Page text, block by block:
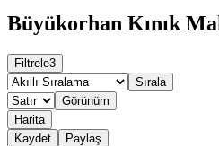
Büyükorhan Kınık
Filtrele3
Sırala
Görünüm
Harita
Kaydet
Paylaş